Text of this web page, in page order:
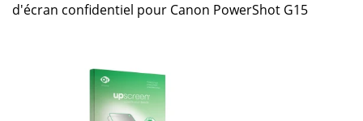
d'écran confidentiel pour Canon PowerShot G15